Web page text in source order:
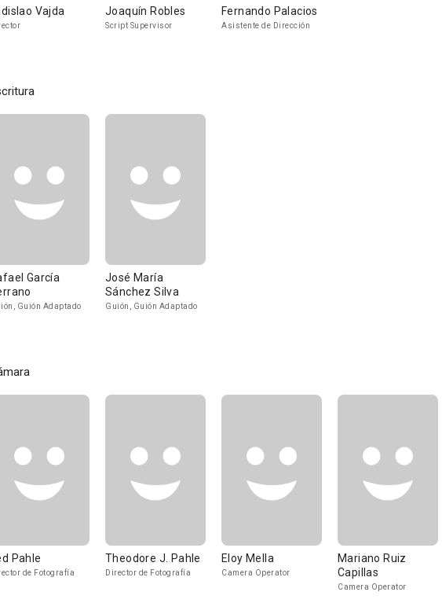
Vajda Joaquín Robles
Script Supervisor
Fernando Palacios
Asistente de Dirección
García
Guión Adaptado
José María
Sánchez Silva
Guión, Guión Adaptado
Pahle
de Fotografía
Theodore J. Pahle
Director de Fotografía
Eloy Mella
Camera Operator
Mariano Ruiz
Capillas
Camera Operator